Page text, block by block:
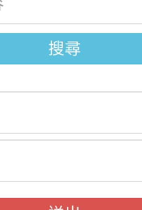
學期第7次代
(第3招)】
1學期第9次
)
搜尋